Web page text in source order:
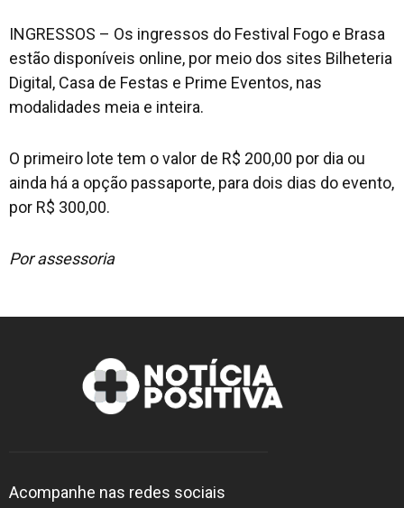
INGRESSOS – Os ingressos do Festival Fogo e Brasa
estão disponíveis online, por meio dos sites Bilheteria
Digital, Casa de Festas e Prime Eventos, nas
modalidades meia e inteira.
O primeiro lote tem o valor de R$ 200,00 por dia ou
ainda há a opção passaporte, para dois dias do evento,
por R$ 300,00.
Por assessoria
Acompanhe nas redes sociais